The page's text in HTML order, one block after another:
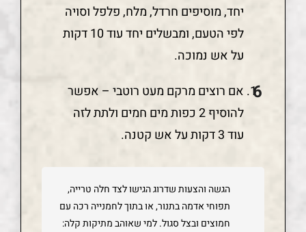
יחד, מוסיפים חרדל, מלח, פלפל וסויה
לפי הטעם, ומבשלים יחד עוד 10 דקות
על אש נמוכה.
אם רוצים מרקם מעט רוטבי – אפשר
להוסיף 2 כפות מים חמים ולתת לזה
עוד 3 דקות על אש קטנה.
הגשה והצעות שדרוג הגישו לצד חלה טרייה,
תפוחי אדמה בתנור, או בתוך לחמנייה רכה עם
חמוצים ובצל סגול. למי שאוהב מתיקות קלה: